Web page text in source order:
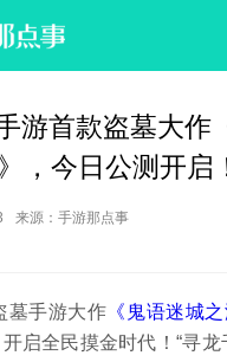
游首款盗墓大作
，今日公测开启
来源：手游那点事
墓手游大作 《鬼语迷城
启全民摸金时代！“寻